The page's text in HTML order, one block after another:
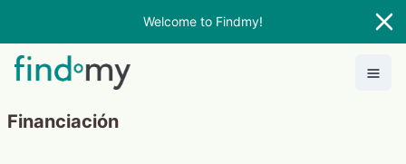
Welcome to Findmy!
Financiación